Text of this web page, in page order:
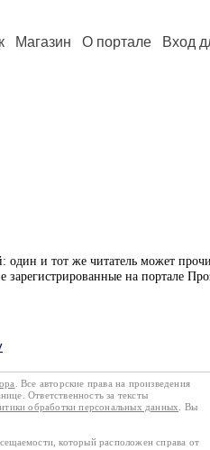
Магазин О портале Вход
один и тот же читатель может
зарегистрированные на портале
. Все авторские права на произведения
Ответственность за тексты
обработки персональных данных
. Вы
который расположен справа от